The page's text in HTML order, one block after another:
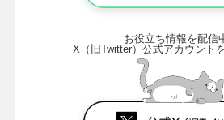
お役立ち情報を配信
X（旧Twitter）公式アカウント